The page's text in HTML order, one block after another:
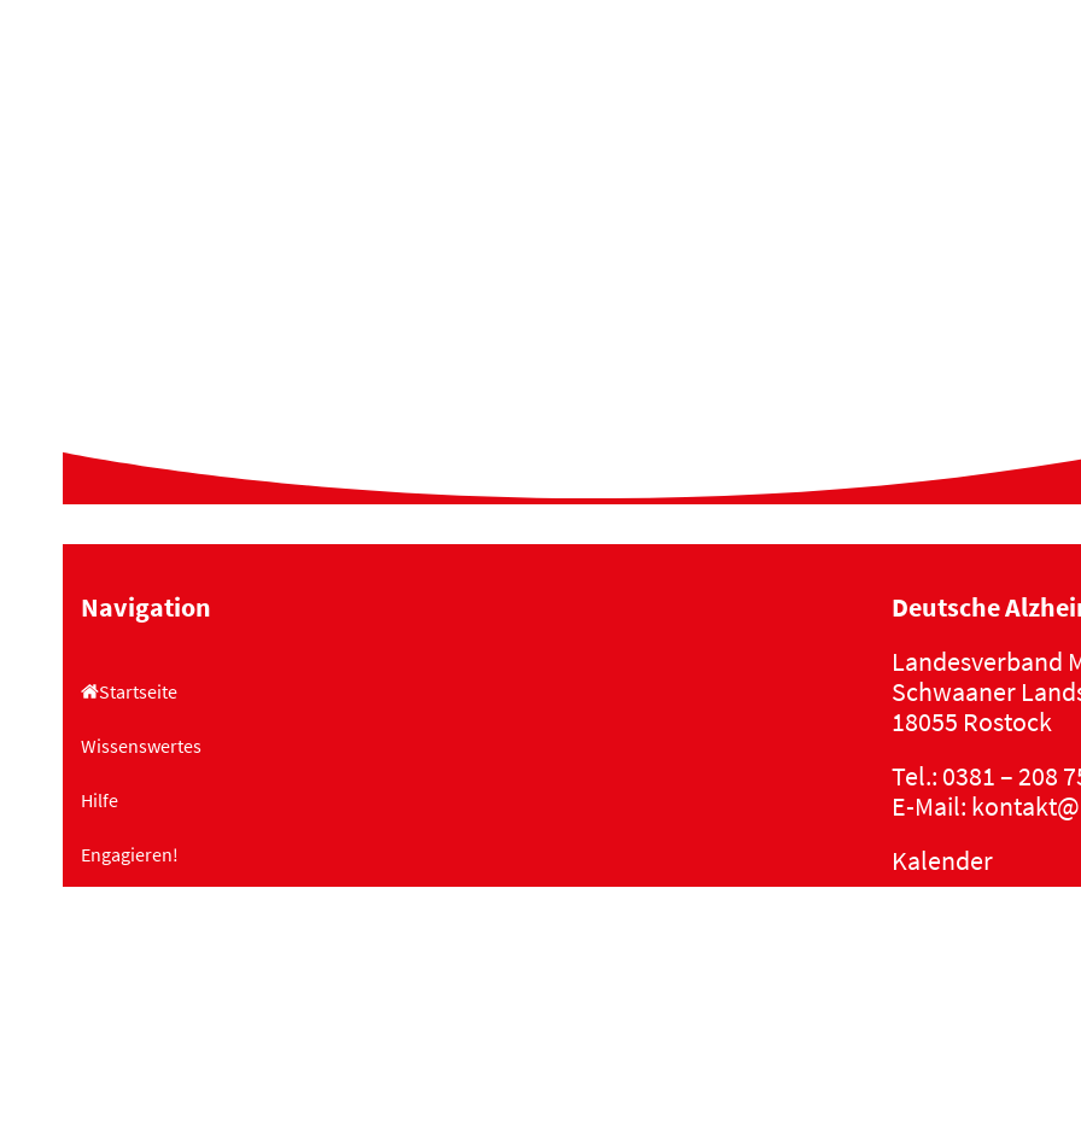
Navigation
Startseite
Wissenswertes
Hilfe
Engagieren!
Deutsche
Landesverband
Schwaaner
18055 Rostock
Tel.: 0381 – 208
E-Mail:
Kalender